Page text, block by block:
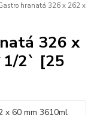
hranatá 326 x 262 x
326 x
2` [25